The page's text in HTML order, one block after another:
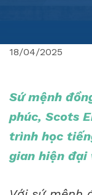
18/04/2025
Sứ mệnh
phúc, Scots
trình học
gian hiện đại